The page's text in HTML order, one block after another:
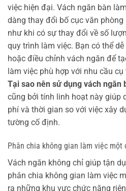
việc hiện đại. Vách ngăn bàn
dàng thay đổi bố cục văn
như khi có sự thay đổi về số
quy trình làm việc. Bạn có thể
hoặc điều chỉnh vách ngăn để
làm việc phù hợp với nhu cầu
Tại sao nên sử dụng vách ngăn
cũng bởi tính linh hoạt này giúp
phí và thời gian so với việc xây
tường cố định.
Phân chia không gian làm việc một
Vách ngăn không chỉ giúp tận
phân chia không gian làm việc
ra những khu vực chức năng